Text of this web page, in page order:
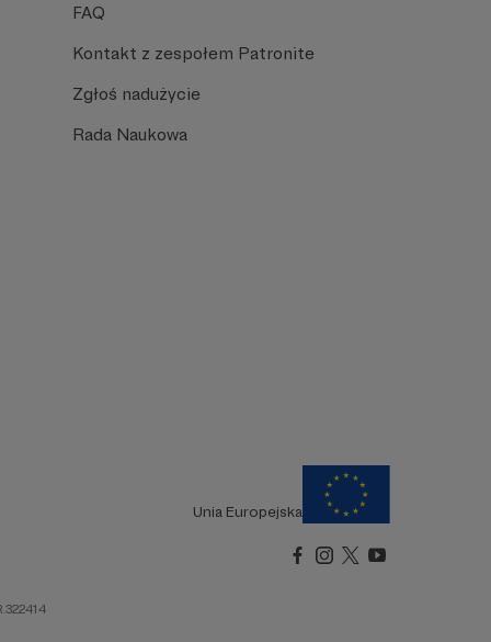
FAQ
Kontakt z zespołem Patronite
Zgłoś nadużycie
Rada Naukowa
Unia Europejska